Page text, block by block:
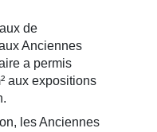
de
Anciennes
a permis
aux expositions
les Anciennes